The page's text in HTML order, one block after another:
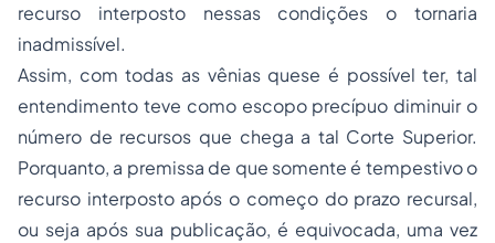
recurso interposto nessas condições o tornaria
inadmissível.
Assim, com todas as vênias quese é possível ter, tal
entendimento teve como escopo precípuo diminuir o
número de recursos que chega a tal Corte Superior.
Porquanto, a premissa de que somente é tempestivo o
recurso interposto após o começo do prazo recursal,
ou seja após sua publicação, é equivocada, uma vez